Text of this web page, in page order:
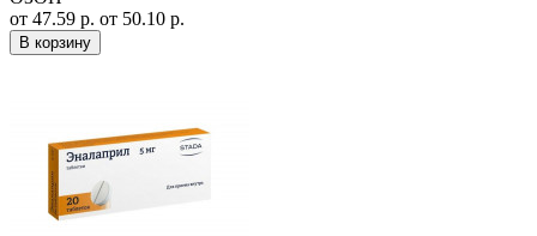
от 47.59 р. от 50.10 р.
В корзину